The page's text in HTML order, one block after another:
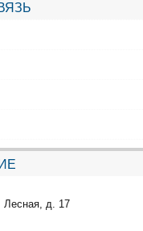
Лесная, д. 17